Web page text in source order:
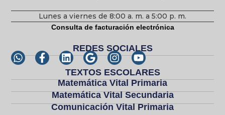
Lunes a viernes de 8:00 a. m. a 5:00 p. m.
Consulta de facturación electrónica
REDES SOCIALES
TEXTOS ESCOLARES
Matemática Vital Primaria
Matemática Vital Secundaria
Comunicación Vital Primaria